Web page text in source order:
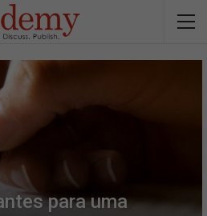
para uma